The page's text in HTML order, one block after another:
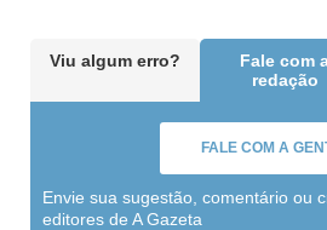
Viu algum erro?
Fale com
redação
FALE COM A
Envie sua sugestão, comentário ou
editores de A Gazeta